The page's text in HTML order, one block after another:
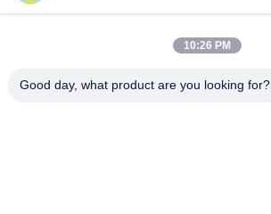
86-15816904632
10:26 PM
Good day, what product are you looking for?